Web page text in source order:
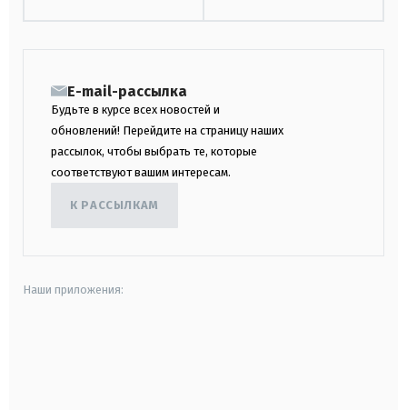
E-mail-рассылка
Будьте в курсе всех новостей и
обновлений! Перейдите на страницу наших
рассылок, чтобы выбрать те, которые
соответствуют вашим интересам.
К РАССЫЛКАМ
Наши приложения: